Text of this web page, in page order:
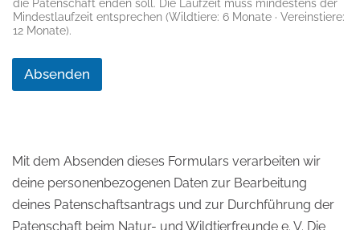
die Patenschaft enden soll. Die Laufzeit muss mindestens der
Mindestlaufzeit entsprechen (Wildtiere: 6 Monate · Vereinstiere:
12 Monate).
Absenden
Mit dem Absenden dieses Formulars verarbeiten wir
deine personenbezogenen Daten zur Bearbeitung
deines Patenschaftsantrags und zur Durchführung der
Patenschaft beim Natur- und Wildtierfreunde e. V. Die